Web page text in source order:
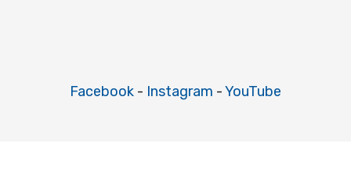
Facebook - Instagram -YouTube